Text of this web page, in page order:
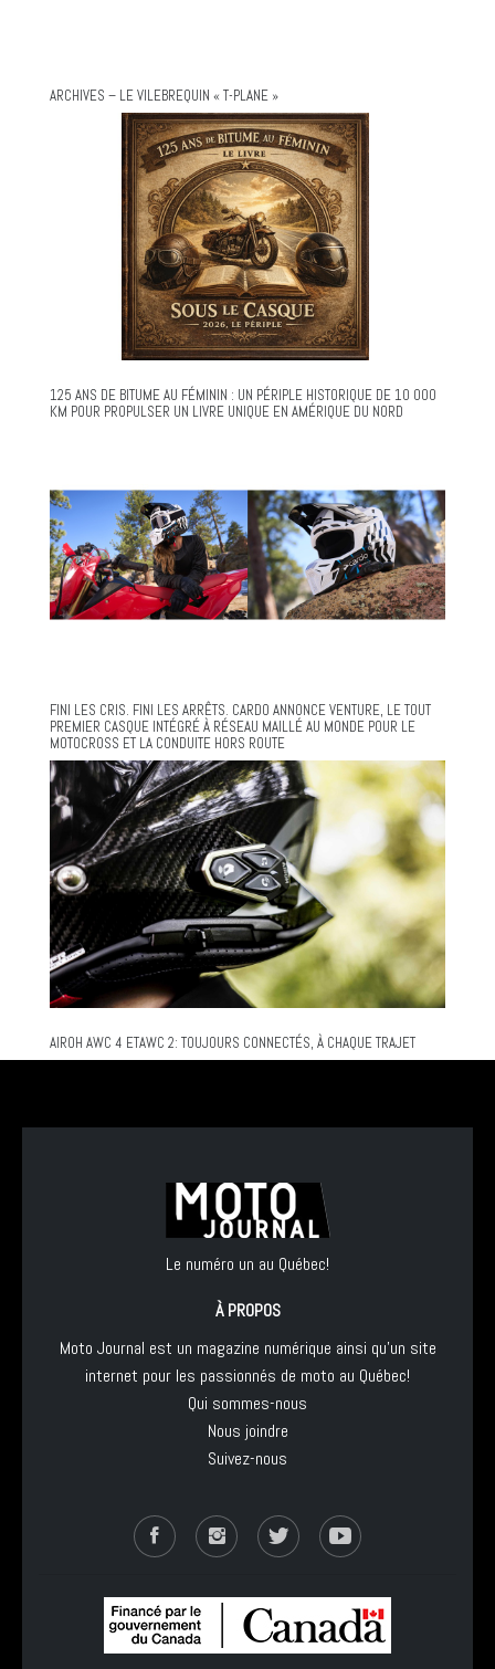
ARCHIVES – LE VILEBREQUIN « T-PLANE »
125 ANS DE BITUME AU FÉMININ : UN PÉRIPLE HISTORIQUE DE 10 000
KM POUR PROPULSER UN LIVRE UNIQUE EN AMÉRIQUE DU NORD
FINI LES CRIS. FINI LES ARRÊTS. CARDO ANNONCE VENTURE, LE TOUT
PREMIER CASQUE INTÉGRÉ À RÉSEAU MAILLÉ AU MONDE POUR LE
MOTOCROSS ET LA CONDUITE HORS ROUTE
AIROH AWC 4 ETAWC 2: TOUJOURS CONNECTÉS, À CHAQUE TRAJET
Le numéro un au Québec!
À PROPOS
Moto Journal est un magazine numérique ainsi qu'un site
internet pour les passionnés de moto au Québec!
Qui sommes-nous
Nous joindre
Suivez-nous